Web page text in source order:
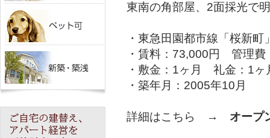
東南の角部屋、2面採光で
・東急田園都市線「桜新
・賃料：73,000円 管理費
・敷金：1ヶ月 礼金：1ヶ
・築年月：2005年10月
詳細はこちら → オープ